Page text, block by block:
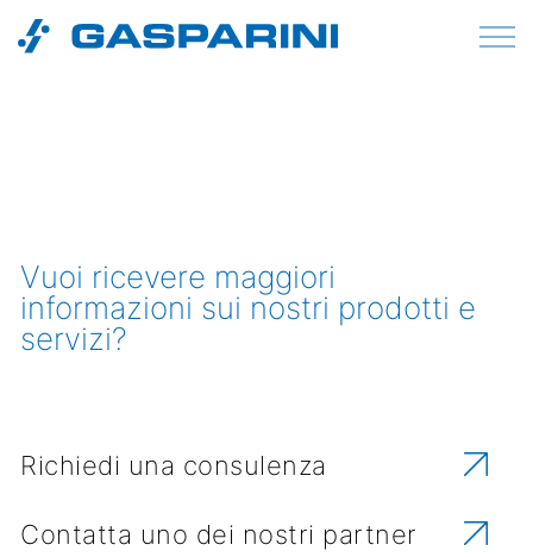
Vai al contenuto
Vuoi ricevere maggiori
informazioni sui nostri prodotti e
servizi?
Richiedi una consulenza
Contatta uno dei nostri partner